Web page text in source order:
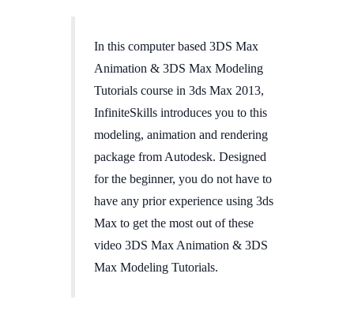
In this computer based 3DS Max
Animation & 3DS Max Modeling
Tutorials course in 3ds Max 2013,
InfiniteSkills introduces you to this
modeling, animation and rendering
package from Autodesk. Designed
for the beginner, you do not have to
have any prior experience using 3ds
Max to get the most out of these
video 3DS Max Animation & 3DS
Max Modeling Tutorials.